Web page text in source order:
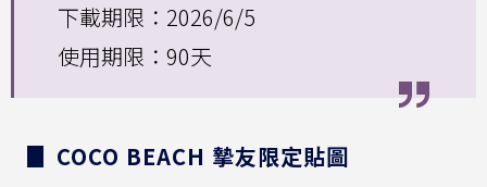
下載期限：2026/6/5
使用期限：90天
▊ COCO BEACH 摯友限定貼圖